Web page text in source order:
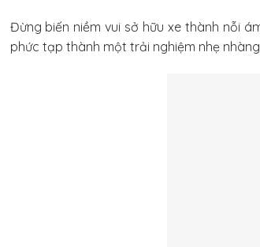
Đừng biến niềm vui sở hữu xe thành nỗi
phức tạp thành một trải nghiệm nhẹ